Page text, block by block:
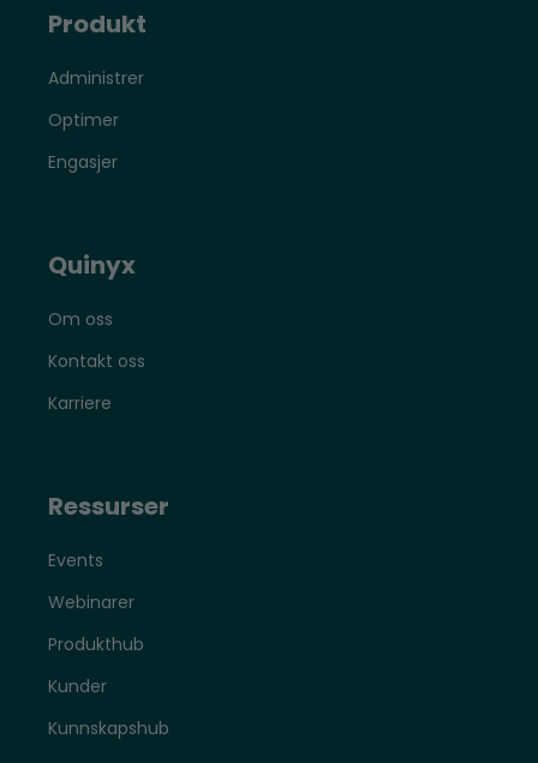
Produkt
Administrer
Optimer
Engasjer
Quinyx
Om oss
Kontakt oss
Karriere
Ressurser
Events
Webinarer
Produkthub
Kunder
Kunnskapshub